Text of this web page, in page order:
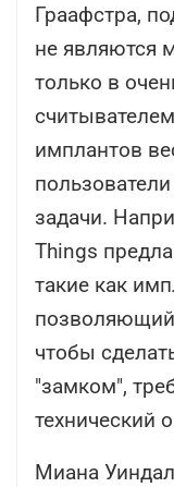
Граафстра,
не являются
только в
имплантов
задачи.
Things
такие как
позволяющий
чтобы
"замком",
технический
Миана